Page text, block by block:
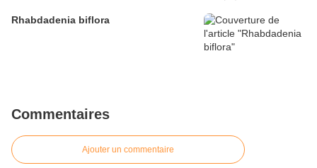
Rhabdadenia biflora
Commentaires
Ajouter un commentaire